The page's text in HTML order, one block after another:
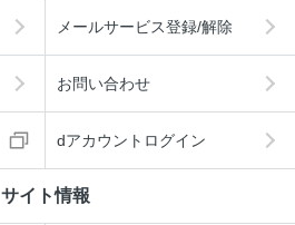
メールサービス登録/解除
お問い合わせ
dアカウントログイン
サイト情報